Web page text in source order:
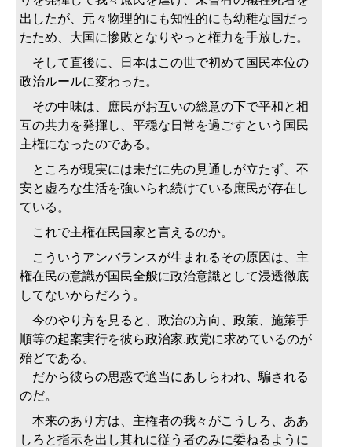
出したが、元々物理的にも知性的にも幼稚な国だっ
たため、大国に惨敗となりやっと権力を手放した。
そして直後に、日本はこの世で初めて国民本位の
政治ルールに変わった。
その中味は、庶民がお互いの総意の下で平和と相
互の共力を発揮し、平穏な日常を過ごすという国民
主権になったのである。
ところが現実には未だに先の見通しが立たず、不
安と虚ろな生活を強いられ続けている庶民が存在し
ている。
これで主権在民国家と言えるのか。
こういうアンバランスが生まれるその原因は、主
権在民の意識が国民全般に政治意識として浸透徹底
してないからだろう。
今のやり方を見ると、政治の方向、政策、施策手
順等の起案実行を彼ら政治家.政党に求めているのが
殆どである。
だから彼らの思惑で適当にあしらわれ、騙される
のだ。
本来のあり方は、主権者の我々がこうしろ、ああ
しろと指示を出し其れに従う者のみに委ねるように